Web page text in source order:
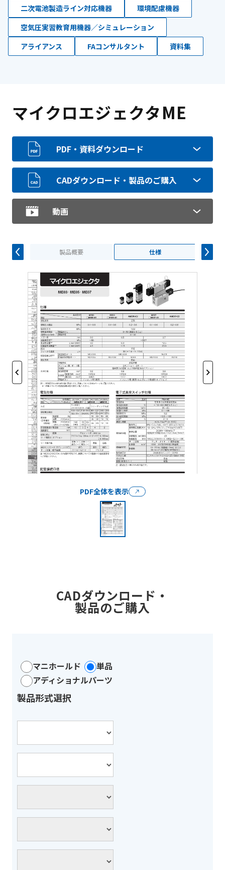
二次電池製造ライン対応機器
環境配慮機器
空気圧実習教育用機器／シミュレーション
アライアンス
FAコンサルタント 資料集
マイクロエジェクタME
PDF・資料ダウンロード
CADダウンロード・製品のご購入
動画
製品概要 仕様
PDF全体を表示
CADダウンロード・
製品のご購入
マニホールド
単品
アディショナルパーツ
製品形式選択